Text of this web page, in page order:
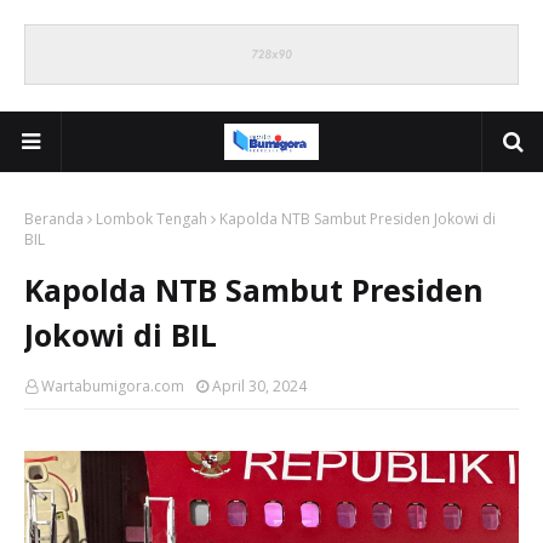
Beranda Lombok Tengah
Kapolda NTB Sambut Presiden Jokowi di
BIL
Kapolda NTB Sambut Presiden
Jokowi di BIL
Wartabumigora.com April 30, 2024